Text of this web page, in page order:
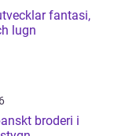
fantasi,
lugn
broderi i